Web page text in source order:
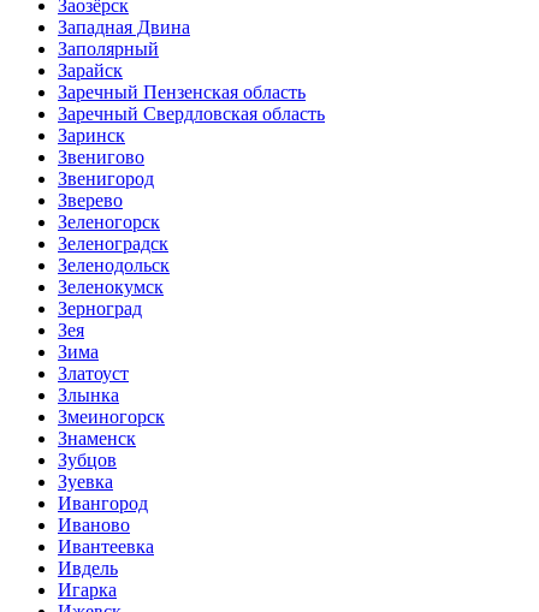
Заозёрск
Западная Двина
Заполярный
Зарайск
Заречный Пензенская область
Заречный Свердловская область
Заринск
Звенигово
Звенигород
Зверево
Зеленогорск
Зеленоградск
Зеленодольск
Зеленокумск
Зерноград
Зея
Зима
Златоуст
Злынка
Змеиногорск
Знаменск
Зубцов
Зуевка
Ивангород
Иваново
Ивантеевка
Ивдель
Игарка